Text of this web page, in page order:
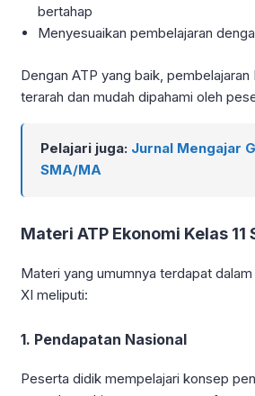
bertahap
Menyesuaikan pembelajaran
Dengan ATP yang baik, pembelajaran
terarah dan mudah dipahami oleh
Pelajari juga: Jurnal Mengajar
SMA/MA
Materi ATP Ekonomi Kelas 11
Materi yang umumnya terdapat
XI meliputi:
1. Pendapatan Nasional
Peserta didik mempelajari konsep